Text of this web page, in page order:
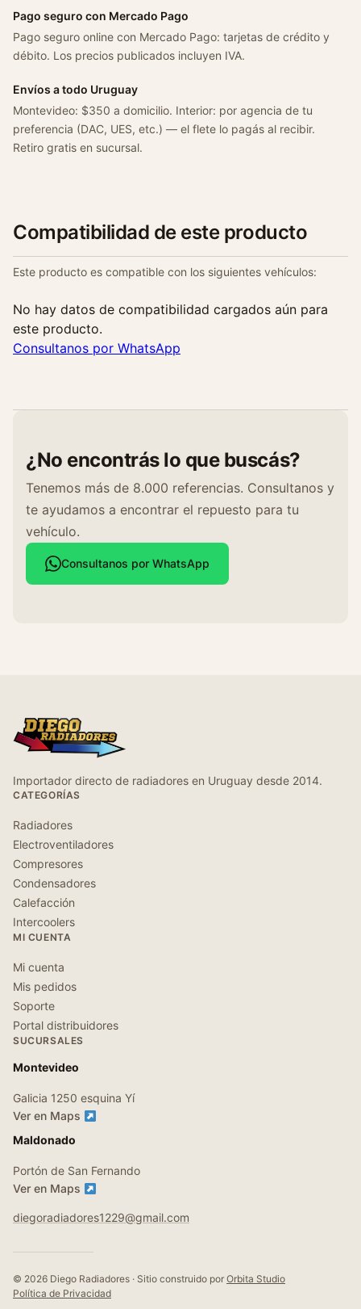
d
a
d
Pago seguro con Mercado Pago
Pago seguro online con Mercado Pago: tarjetas de crédito y
débito. Los precios publicados incluyen IVA.
Envíos a todo Uruguay
Montevideo: $350 a domicilio. Interior: por agencia de tu
preferencia (DAC, UES, etc.) — el flete lo pagás al recibir.
Retiro gratis en sucursal.
Compatibilidad de este producto
Este producto es compatible con los siguientes vehículos:
No hay datos de compatibilidad cargados aún para
este producto.
Consultanos por WhatsApp
¿No encontrás lo que buscás?
Tenemos más de 8.000 referencias. Consultanos y
te ayudamos a encontrar el repuesto para tu
vehículo.
Consultanos por WhatsApp
Importador directo de radiadores en Uruguay desde 2014.
CATEGORÍAS
Radiadores
Electroventiladores
Compresores
Condensadores
Calefacción
Intercoolers
MI CUENTA
Mi cuenta
Mis pedidos
Soporte
Portal distribuidores
SUCURSALES
Montevideo
Galicia 1250 esquina Yí
Ver en Maps
Maldonado
Portón de San Fernando
Ver en Maps
diegoradiadores1229@gmail.com
© 2026 Diego Radiadores · Sitio construido por Orbita Studio
Política de Privacidad